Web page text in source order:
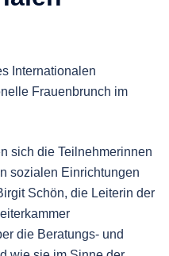
Internationalen
Frauenbrunch im
sich die Teilnehmerinnen
sozialen Einrichtungen
Schön, die Leiterin der
die Beratungs- und